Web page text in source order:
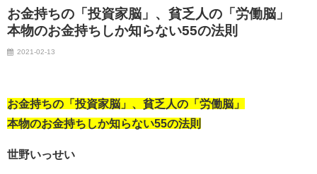
お金持ちの「投資家脳」、貧乏人の「労働脳」
本物のお金持ちしか知らない55の法則
2021-02-13
お金持ちの「投資家脳」、貧乏人の「労働脳」
本物のお金持ちしか知らない55の法則
世野いっせい